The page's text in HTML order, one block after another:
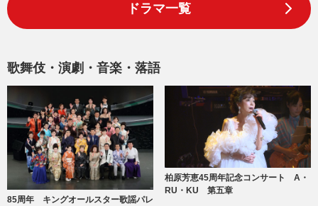
ドラマ一覧
歌舞伎・演劇・音楽・落語
85周年 キングオールスター歌謡パレ
柏原芳恵45周年記念コンサート A・
RU・KU 第五章